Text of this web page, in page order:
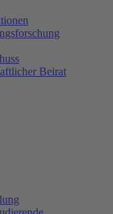
Beirat